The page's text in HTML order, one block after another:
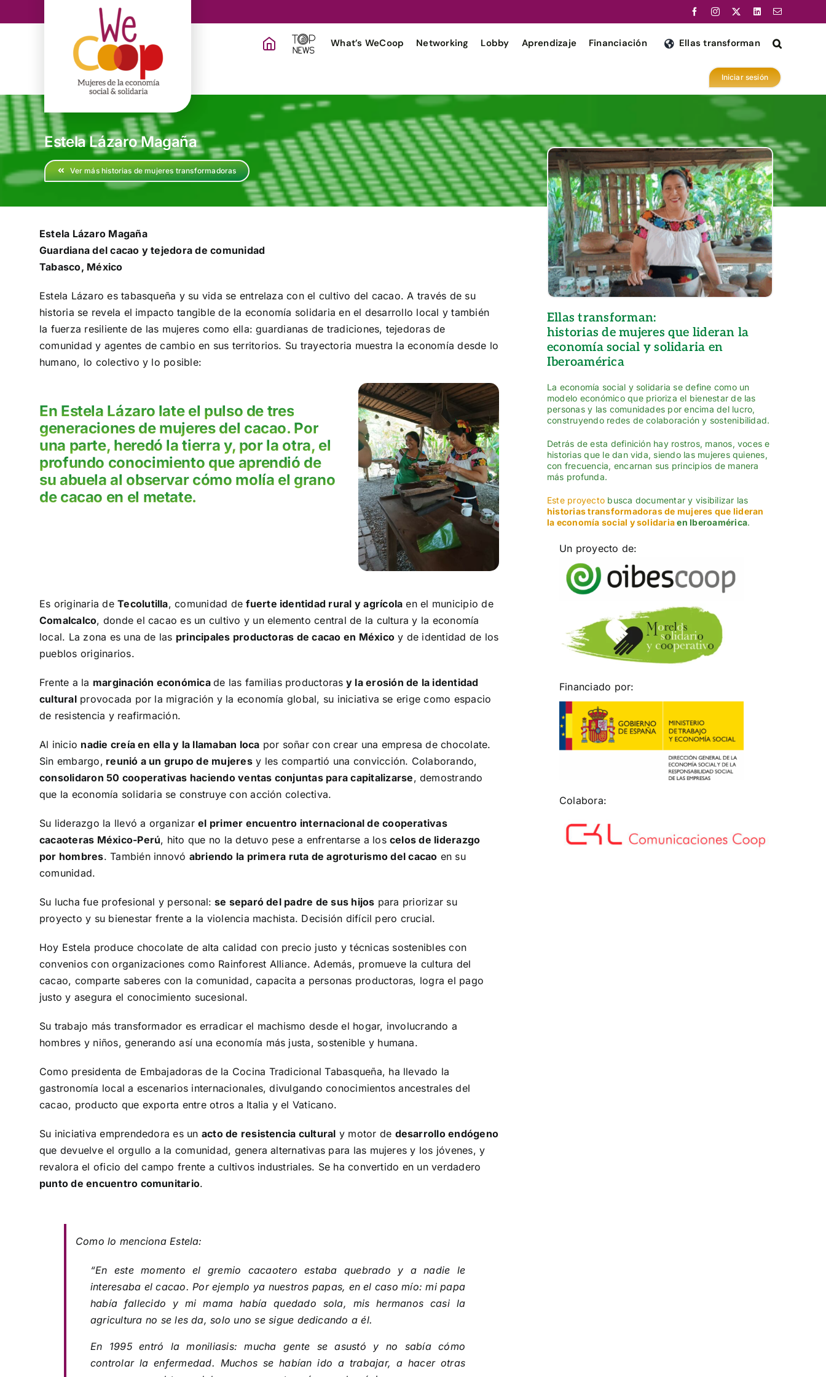
al
What’s WeCoop Networking Lobby Aprendizaje Financiación Ellas transforman
Iniciar sesión
Estela Lázaro Magaña
Ver más historias de mujeres transformadoras
Estela Lázaro Magaña
Guardiana del cacao y tejedora de comunidad
Tabasco, México
Estela Lázaro es tabasqueña y su vida se entrelaza con el cultivo del cacao. A través de su
historia se revela el impacto tangible de la economía solidaria en el desarrollo local y también
la fuerza resiliente de las mujeres como ella: guardianas de tradiciones, tejedoras de
comunidad y agentes de cambio en sus territorios. Su trayectoria muestra la economía desde lo
humano, lo colectivo y lo posible:
En Estela Lázaro late el pulso de tres
generaciones de mujeres del cacao. Por
una parte, heredó la tierra y, por la otra, el
profundo conocimiento que aprendió de
su abuela al observar cómo molía el grano
de cacao en el metate.
Es originaria deTecolutilla, comunidad defuerte identidad rural y agrícola en el municipio de
Comalcalco, donde el cacao es un cultivo y un elemento central de la cultura y la economía
local. La zona es una de las principales productoras de cacao en México y de identidad de los
pueblos originarios.
Frente a la marginación económicade las familias productoras y la erosión de la identidad
culturalprovocada por la migración y la economía global, su iniciativa se erige como espacio
de resistencia y reafirmación.
Al inicio nadie creía en ella y la llamaban loca por soñar con crear una empresa de chocolate.
Sin embargo, reunió a un grupo de mujeresy les compartió una convicción. Colaborando,
consolidaron 50 cooperativas haciendo ventas conjuntas para capitalizarse, demostrando
que la economía solidaria se construye con acción colectiva.
Su liderazgo la llevó a organizarel primer encuentro internacional de cooperativas
cacaoteras México-Perú, hito que no la detuvo pese a enfrentarse a loscelos de liderazgo
por hombres. También innovó abriendo la primera ruta de agroturismo del cacao en su
comunidad.
Su lucha fue profesional y personal: se separó del padre de sus hijos para priorizar su
proyecto y su bienestar frente a la violencia machista. Decisión difícil pero crucial.
Hoy Estela produce chocolate de alta calidad con precio justo y técnicas sostenibles con
convenios con organizaciones como Rainforest Alliance. Además, promueve la cultura del
cacao, comparte saberes con la comunidad, capacita a personas productoras, logra el pago
justo y asegura el conocimiento sucesional.
Su trabajo más transformador es erradicar el machismo desde el hogar, involucrando a
hombres y niños, generando así una economía más justa, sostenible y humana.
Como presidenta de Embajadoras de la Cocina Tradicional Tabasqueña, ha llevado la
gastronomía local a escenarios internacionales, divulgando conocimientos ancestrales del
cacao, producto que exporta entre otros a Italia y el Vaticano.
Su iniciativa emprendedora es un acto de resistencia cultural y motor de desarrollo endógeno
que devuelve el orgullo a la comunidad, genera alternativas para las mujeres y los jóvenes, y
revalora el oficio del campo frente a cultivos industriales. Se ha convertido en un verdadero
punto de encuentro comunitario.
Como lo menciona Estela:
“En este momento el gremio cacaotero estaba quebrado y a nadie le
interesaba el cacao. Por ejemplo ya nuestros papas, en el caso mío: mi papa
había fallecido y mi mama había quedado sola, mis hermanos casi la
agricultura no se les da, solo uno se sigue dedicando a él.
En 1995 entró la moniliasis: mucha gente se asustó y no sabía cómo
controlar la enfermedad. Muchos se habían ido a trabajar, a hacer otras
Ellas transforman:
historias de mujeres que lideran la
economía social y solidaria en
Iberoamérica
La economía social y solidaria se define como un
modelo económico que prioriza el bienestar de las
personas y las comunidades por encima del lucro,
construyendo redes de colaboración y sostenibilidad.
Detrás de esta definición hay rostros, manos, voces e
historias que le dan vida, siendo las mujeres quienes,
con frecuencia, encarnan sus principios de manera
más profunda.
Este proyecto busca documentar y visibilizar las
historias transformadoras de mujeres que lideran
la economía social y solidariaen Iberoamérica.
Un proyecto de:
Financiado por:
Colabora: